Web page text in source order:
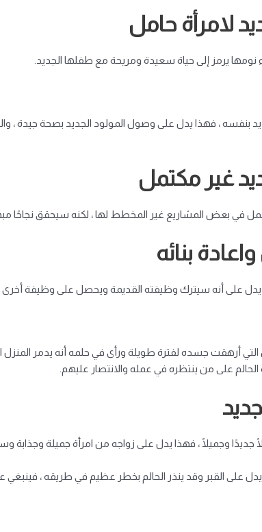
لامرأة حامل
نومها يرمز إلى حياة سعيدة ومريحة مع طفلها الجديد.
بنفسه ، فهذا يدل على وصول المولود الجديد بصحة جيدة ،
غير مكتمل
في بعض المشاريع غير المخطط لها ، لكنه سيحقق نجاحًا
بنائه
يدل على أنه سيترك وظيفته القديمة ويحصل على وظيفة
أرهقت جسده لفترة طويلة ورأى في حلمه أنه يدمر المنزل
الحالم على من ينتظره في عمله والانتصار عليهم.
جديدًا وجميلًا ، فهذا يدل على زواجه من امرأة جميلة
يدل على القبر وقد ينذر الحالم بخطر عظيم في طريقه ، فينبغي